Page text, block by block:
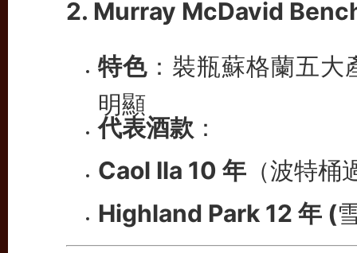
2. Murray McDavid
特色 ：裝瓶蘇格蘭五
明顯
代表酒款 ：
Caol Ila 10 年 （波特
Highland Park 12 年 (